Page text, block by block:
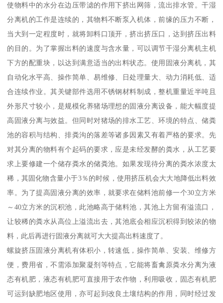
使物料中的水分在边压带滤的作用下挤出网筛，流出排水管。干湿
分离机的工作是连续的，其物料不断泵入机体，前缘的压力不断，
当大到一定程度时，就将卸料口顶开，挤出挤压口，达到挤压出料
的目的。为了掌握出料的速度与含水量，可以调节干湿分离机主机
下方的配重块，以达到满意适当的出料状态。使用固液分离机，其
自动化水平高、操作简单、易维修、日处理量大、动力消耗低、适
合连续作业。其关键部件选用不锈钢材料制成，整机重量近半吨且
外形尺寸较小，是规模化养猪场理想的固液分离设备，能大幅度提
高固液分离与效益。但同时对猪场的排水工艺、环境的特点、储粪
池的容积与结构、排粪沟的落差等诸多因素又有着严格的要求。先
对其分离的物料有个起码的要求，应是未经发酵的粪水，从工艺要
求上要修建一个储存粪水的储粪池。如果发现待分离的粪水浓度太
稀，其固化物含量小于3％的时候，使用挤压机会大大地降低出料效
率。为了提高固液分离的效率，就要求在储料池前修一个30立方米
～40立方米的沉积池，此池略高于储料池，其池上方留有溢流口，
让较稀的粪水从高位上溢流出去，其池底会相应沉积得到较浓的物
料，此后再进行固液分离就可大大提高出料速度了。
螺旋挤压固液分离机有体积小，转速低，操作简单、安装、维修方
便，费用省，不需添加聚凝剂等特点，它能将畜禽原粪水分离为液
态有机肥，液态有机肥可直接用于农作物，利用吸收，固态有机肥
可运到缺肥地区使用，亦可起到改良土壤结构的作用，同时经过发